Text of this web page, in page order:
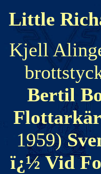
Little
Kjell
Bertil
1959)
ï¿½ Vid